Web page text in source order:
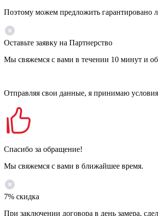
Поэтому можем предложить гарантировано
Оставьте заявку на Партнерство
Мы свяжемся с вами в течении 10 минут и
Отправляя свои данные, я принимаю условия
Спасибо за обращение!
Мы свяжемся с вами в ближайшее время.
7% скидка
При заключении договора в день замера,